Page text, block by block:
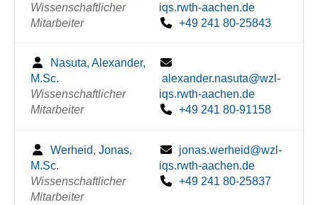
Wissenschaftlicher
Mitarbeiter
iqs.rwth-aachen.de
+49 241 80-25843
Nasuta, Alexander,
M.Sc.
Wissenschaftlicher
Mitarbeiter
alexander.nasuta@wzl-
iqs.rwth-aachen.de
+49 241 80-91158
Werheid, Jonas,
M.Sc.
Wissenschaftlicher
Mitarbeiter
jonas.werheid@wzl-
iqs.rwth-aachen.de
+49 241 80-25837